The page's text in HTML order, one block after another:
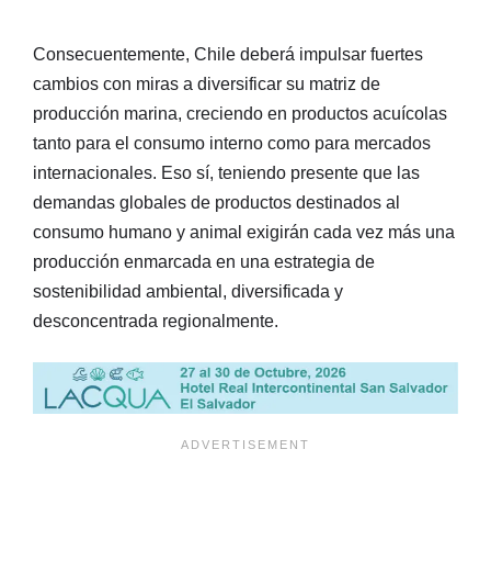
Consecuentemente, Chile deberá impulsar fuertes
cambios con miras a diversificar su matriz de
producción marina, creciendo en productos acuícolas
tanto para el consumo interno como para mercados
internacionales. Eso sí, teniendo presente que las
demandas globales de productos destinados al
consumo humano y animal exigirán cada vez más una
producción enmarcada en una estrategia de
sostenibilidad ambiental, diversificada y
desconcentrada regionalmente.